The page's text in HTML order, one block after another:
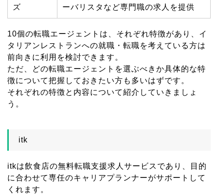
ズ
ーバリスタなど専門職の求人を提供
10個の転職エージェントは、それぞれ特徴があり、イ
タリアンレストランへの就職・転職を考えている方は
前向きに利用を検討できます。
ただ、どの転職エージェントを選ぶべきか具体的な特
徴について把握しておきたい方も多いはずです。
それぞれの特徴と内容について紹介していきましょ
う。
itk
itkは飲食店の無料転職支援求人サービスであり、目的
に合わせて専任のキャリアプランナーがサポートして
くれます。